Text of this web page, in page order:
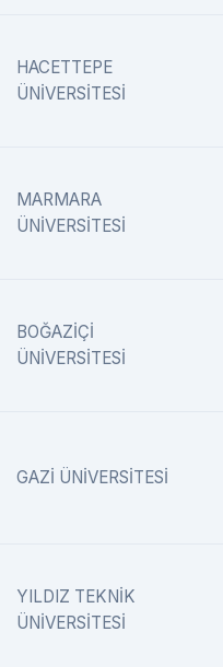
HACETTEPE
ÜNİVERSİTESİ
MARMARA
ÜNİVERSİTESİ
BOĞAZİÇİ
ÜNİVERSİTESİ
GAZİ ÜNİVERSİTESİ
YILDIZ TEKNİK
ÜNİVERSİTESİ